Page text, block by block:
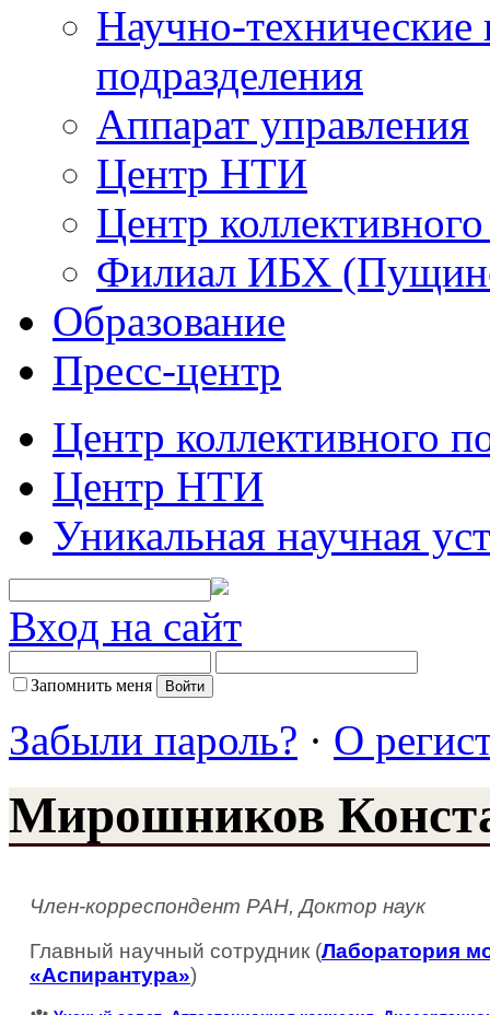
Научно-технические
подразделения
Аппарат управления
Центр НТИ
Центр
Филиал ИБХ
Образование
Пресс-центр
Центр коллективного
Центр НТИ
Уникальная научная
Вход на сайт
Запомнить меня
Забыли пароль? · О
Мирошников
Член-корреспондент РАН, Доктор наук
Главный научный сотрудник (Лаборатория
«Аспирантура»)